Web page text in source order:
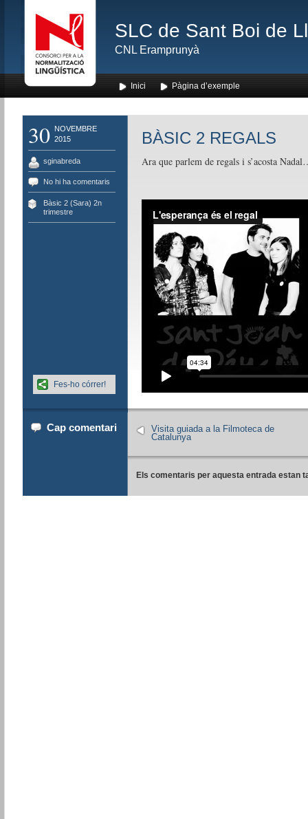
SLC de Sant Boi de
CNL Eramprunyà
Inici Pàgina d’exemple
30
NOVEMBRE
2015
sginabreda
No hi ha comentaris
Bàsic 2 (Sara) 2n
trimestre
BÀSIC 2 REGALS
Ara que parlem de regals i s’acosta
Fes-ho córrer!
Cap comentari
Visita guiada a la Filmoteca de
Catalunya
Els comentaris per aquesta entrada estan